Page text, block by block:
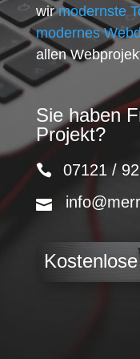
wirmodernste
modernes
allen
Sie haben
Projekt?
07121 /